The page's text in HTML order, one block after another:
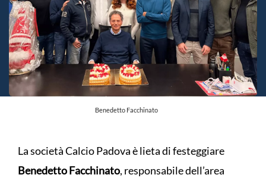
Benedetto Facchinato
La società Calcio Padova è lieta di festeggiare
Benedetto Facchinato, responsabile dell’area